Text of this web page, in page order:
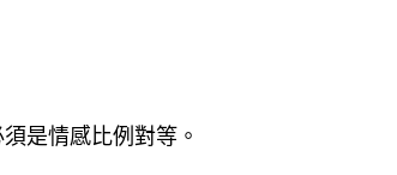
是情感比例對等。